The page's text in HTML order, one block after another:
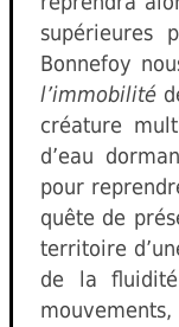
supérieures
Bonnefoy
l’immobilité
créature
d’eau
pour
quête de
territoire
de la